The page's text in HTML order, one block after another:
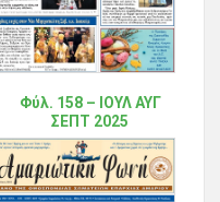
Φύλ. 158 – ΙΟΥΛ ΑΥΓ
ΣΕΠΤ 2025